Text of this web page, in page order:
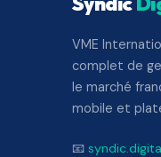
VME
complet de
le marché
mobile et
📧